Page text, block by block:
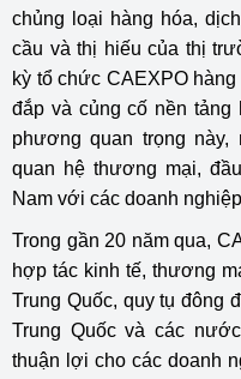
chủng loại hàng hóa,
cầu và thị hiếu của thị
kỳ tổ chức CAEXPO
đắp và củng cố nền
phương quan trọng
quan hệ thương mại,
Nam với các doanh
Trong gần 20 năm qua,
hợp tác kinh tế, thương
Trung Quốc, quy tụ đông
Trung Quốc và các
thuận lợi cho các doanh